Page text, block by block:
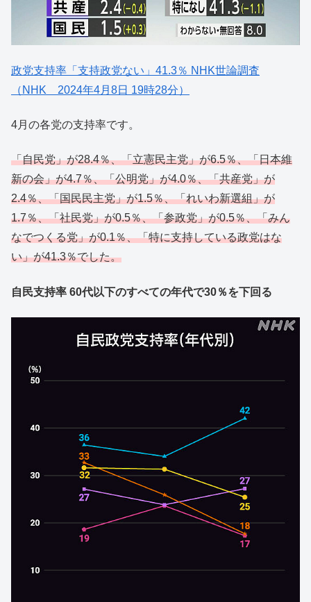
政党支持率「支持政党ない」41.3％ NHK世論調査
（NHK 2024年4月8日 19時28分）
4月の各党の支持率です。
「自民党」が28.4％、「立憲民主党」が6.5％、「日本維
新の会」が4.7％、「公明党」が4.0％、「共産党」が
2.4％、「国民民主党」が1.5％、「れいわ新選組」が
1.7％、「社民党」が0.5％、「参政党」が0.5％、「みん
なでつくる党」が0.1％、「特に支持している政党はな
い」が41.3％でした。
自民支持率 60代以下のすべての年代で30％を下回る